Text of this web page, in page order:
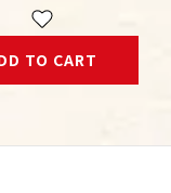
TO CART